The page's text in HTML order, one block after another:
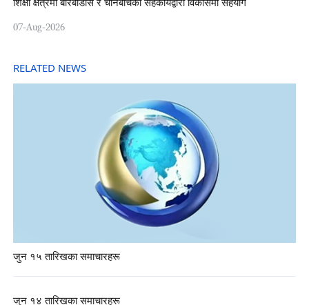
शिक्षा क्षेत्रमा बारबाडोस र चीनबीचको सहकार्यद्वारा विकासमा सहयोग
07-Aug-2026
RELATED NEWS
जुन १५ तारिखका समाचारहरू
जुन १४ तारिखका समाचारहरू